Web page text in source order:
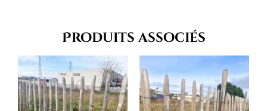
Produits associés